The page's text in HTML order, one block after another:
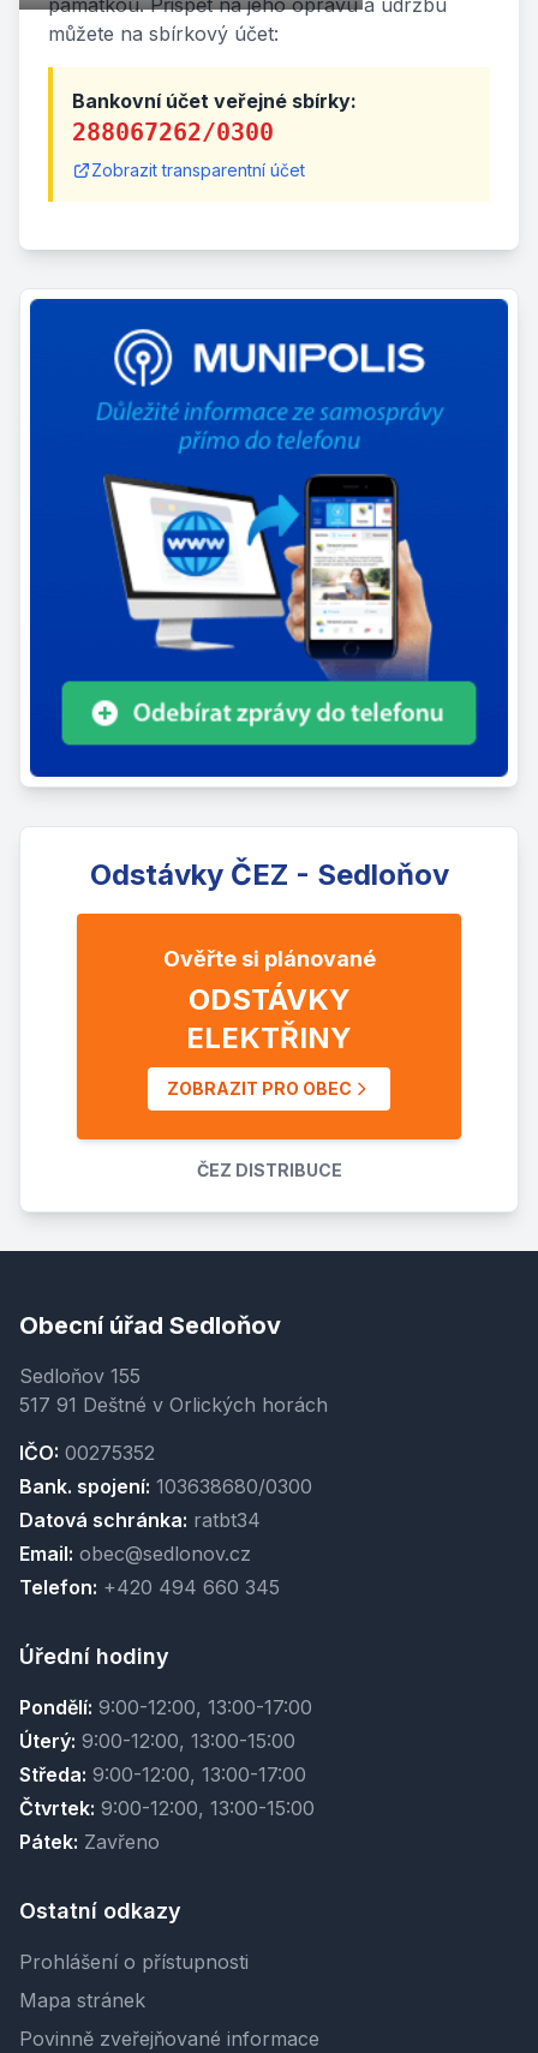
památkou. Přispět na jeho opravu a údržbu
můžete na sbírkový účet:
Bankovní účet veřejné sbírky:
288067262/0300
Zobrazit transparentní účet
Odstávky ČEZ - Sedloňov
Ověřte si plánované
ODSTÁVKY
ELEKTŘINY
ZOBRAZIT PRO OBEC
ČEZ DISTRIBUCE
Obecní úřad Sedloňov
Sedloňov 155
517 91 Deštné v Orlických horách
IČO: 00275352
Bank. spojení: 103638680/0300
Datová schránka: ratbt34
Email: obec@sedlonov.cz
Telefon: +420 494 660 345
Úřední hodiny
Pondělí: 9:00-12:00, 13:00-17:00
Úterý: 9:00-12:00, 13:00-15:00
Středa: 9:00-12:00, 13:00-17:00
Čtvrtek: 9:00-12:00, 13:00-15:00
Pátek: Zavřeno
Ostatní odkazy
Prohlášení o přístupnosti
Mapa stránek
Povinně zveřejňované informace